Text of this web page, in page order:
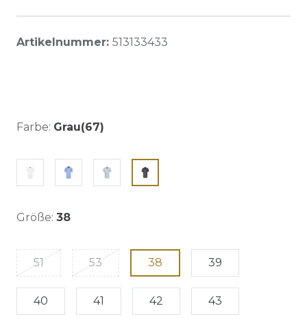
Artikelnummer: 513133433
Farbe: Grau(67)
Größe: 38
51 53 38 39
40 41 42 43